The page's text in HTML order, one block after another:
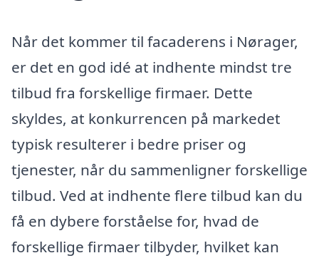
Når det kommer til facaderens i Nørager,
er det en god idé at indhente mindst tre
tilbud fra forskellige firmaer. Dette
skyldes, at konkurrencen på markedet
typisk resulterer i bedre priser og
tjenester, når du sammenligner forskellige
tilbud. Ved at indhente flere tilbud kan du
få en dybere forståelse for, hvad de
forskellige firmaer tilbyder, hvilket kan